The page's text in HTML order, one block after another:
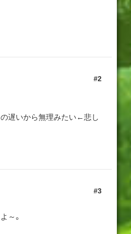
2
遅いから無理みたい←悲し
3
～。